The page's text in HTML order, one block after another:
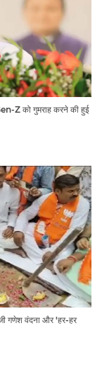
Z को गुमराह करने की हुई
गणेश वंदना और 'हर-हर